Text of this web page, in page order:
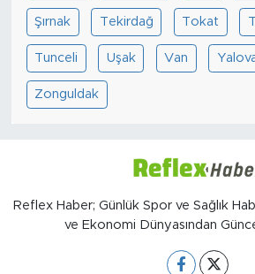
Şırnak Tekirdağ Tokat
Tunceli Uşak Van
Zonguldak
Reflex Haber; Günlük Spor ve Sağlık
ve Ekonomi Dünyasından